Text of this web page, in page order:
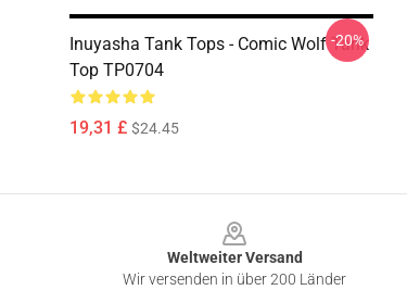
Inuyasha Tank Tops - Comic Wolf Tank
Top TP0704
19,31 £ $24.45
-20%
Weltweiter Versand
Wir versenden in über 200 Länder